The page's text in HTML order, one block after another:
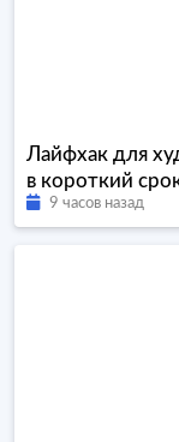
Лайфхак для
в короткий
9 часов назад